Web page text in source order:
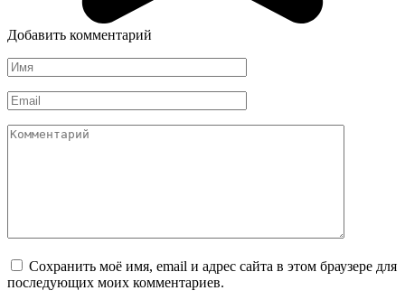
Добавить комментарий
Имя
*
Email
*
Комментарий
Сохранить моё имя, email и адрес сайта в этом браузере для
последующих моих комментариев.